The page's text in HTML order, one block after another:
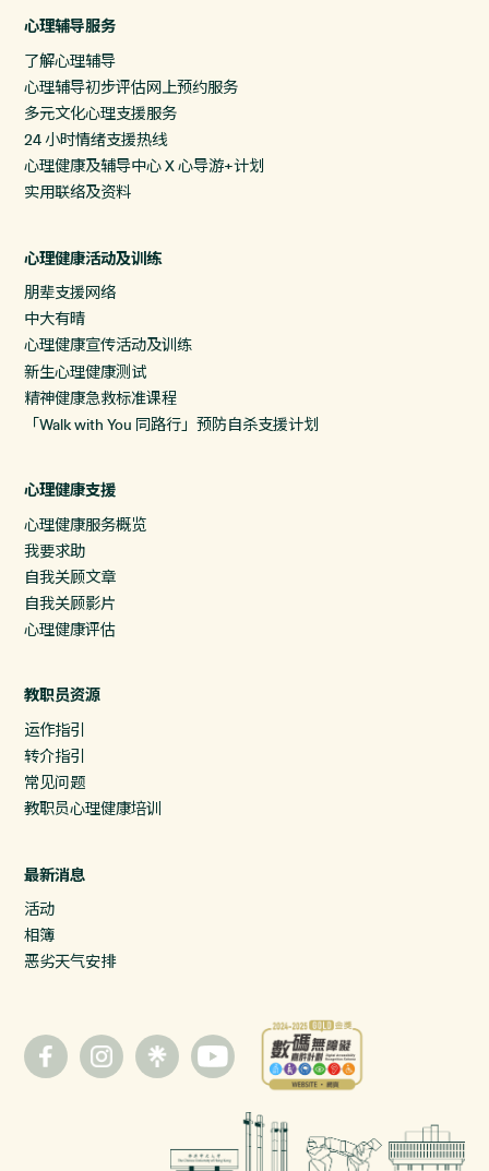
心理辅导服务
了解心理辅导
心理辅导初步评估网上预约服务
多元文化心理支援服务
24 小时情绪支援热线
心理健康及辅导中心 X 心导游+计划
实用联络及资料
心理健康活动及训练
朋辈支援网络
中大有晴
心理健康宣传活动及训练
新生心理健康测试
精神健康急救标准课程
「Walk with You 同路行」预防自杀支援计划
心理健康支援
心理健康服务概览
我要求助
自我关顾文章
自我关顾影片
心理健康评估
教职员资源
运作指引
转介指引
常见问题
教职员心理健康培训
最新消息
活动
相簿
恶劣天气安排